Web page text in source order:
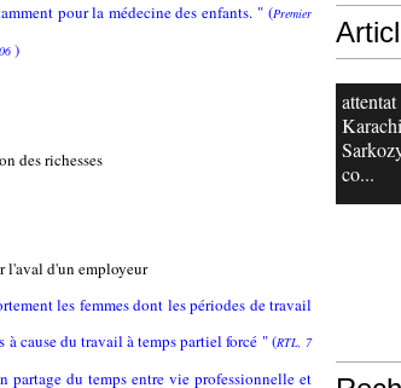
pour la médecine des enfants. " (Premier
)
des richesses
l'aval d'un employeur
les femmes dont les périodes de travail
à cause du travail à temps partiel forcé " (RTL, 7
partage du temps entre vie professionnelle et
attentat
co...